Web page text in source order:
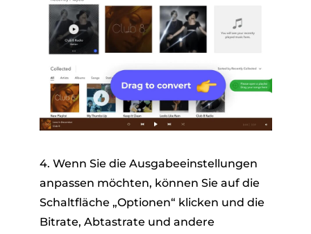
4. Wenn Sie die Ausgabeeinstellungen
anpassen möchten, können Sie auf die
Schaltfläche „Optionen“ klicken und die
Bitrate, Abtastrate und andere